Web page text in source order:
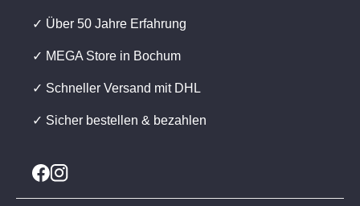
✓ Über 50 Jahre Erfahrung
✓ MEGA Store in Bochum
✓ Schneller Versand mit DHL
✓ Sicher bestellen & bezahlen